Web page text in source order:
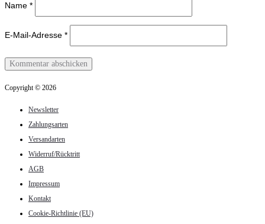
Name *
E-Mail-Adresse *
Copyright © 2026
Newsletter
Zahlungsarten
Versandarten
Widerruf/Rücktritt
AGB
Impressum
Kontakt
Cookie-Richtlinie (EU)